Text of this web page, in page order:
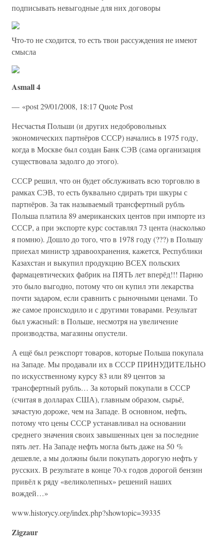
подписывать невыгодные для них договоры
Что-то не сходится, то есть твои рассуждения не имеют
смысла
Asmall 4
— «post 29/01/2008, 18:17 Quote Post
Несчастья Польши (и других недобровольных
экономических партнёров СССР) начались в 1975 году,
когда в Москве был создан Банк СЭВ (сама организация
существовала задолго до этого).
СССР решил, что он будет обслуживать всю торговлю в
рамках СЭВ, то есть буквально сдирать три шкуры с
партнёров. За так называемый трансфертный рубль
Польша платила 89 американских центов при импорте из
СССР, а при экспорте курс составлял 73 цента (насколько
я помню). Дошло до того, что в 1978 году (???) в Польшу
приехал министр здравоохранения, кажется, Республики
Казахстан и выкупил продукцию ВСЕХ польских
фармацевтических фабрик на ПЯТЬ лет вперёд!!! Парню
это было выгодно, потому что он купил эти лекарства
почти задаром, если сравнить с рыночными ценами. То
же самое происходило и с другими товарами. Результат
был ужасный: в Польше, несмотря на увеличение
производства, магазины опустели.
А ещё был реэкспорт товаров, которые Польша покупала
на Западе. Мы продавали их в СССР ПРИНУДИТЕЛЬНО
по искусственному курсу 83 или 89 центов за
трансфертный рубль… За который покупали в СССР
(считая в долларах США), главным образом, сырьё,
зачастую дороже, чем на Западе. В основном, нефть,
потому что цены СССР устанавливал на основании
среднего значения своих завышенных цен за последние
пять лет. На Западе нефть могла быть даже на 50 %
дешевле, а мы должны были покупать дорогую нефть у
русских. В результате в конце 70-х годов дорогой бензин
привёл к ряду «великолепных» решений наших
вождей…»
www.historycy.org/index.php?showtopic=39335
Zigzaur